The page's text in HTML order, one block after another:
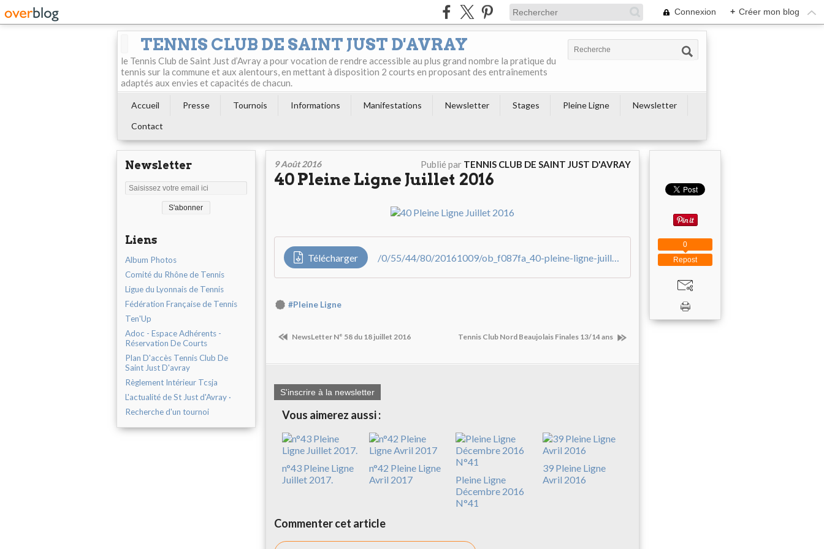
Connexion + Créer mon blog
TENNIS CLUB DE SAINT JUST D'AVRAY
le Tennis Club de Saint Just d’Avray a pour vocation de rendre accessible au plus grand nombre la pratique du
tennis sur la commune et aux alentours, en mettant à disposition 2 courts en proposant des entraînements
adaptés aux envies et capacités de chacun.
Accueil Presse Tournois Informations Manifestations Newsletter Stages Pleine Ligne
Newsletter
Contact
Newsletter
Liens
Album Photos
Comité du Rhône de Tennis
Ligue du Lyonnais de Tennis
Fédération Française de Tennis
Ten'Up
Adoc - Espace Adhérents -
Réservation De Courts
Plan D'accès Tennis Club De
Saint Just D'avray
Règlement Intérieur Tcsja
L'actualité de St Just d'Avray ·
Recherche d'un tournoi
9 Août 2016 Publié par TENNIS CLUB DE SAINT JUST D'AVRAY
40 Pleine Ligne Juillet 2016
Télécharger /0/55/44/80/20161009/ob_f087fa_40-pleine-ligne-juillet-2016
#Pleine Ligne
NewsLetter N° 58 du 18 juillet 2016 Tennis Club Nord Beaujolais Finales 13/14 ans
S'inscrire à la newsletter
Vous aimerez aussi :
n°43 Pleine Ligne
Juillet 2017.
n°42 Pleine Ligne
Avril 2017
Pleine Ligne
Décembre 2016
N°41
39 Pleine Ligne
Avril 2016
Commenter cet article
Repost
0